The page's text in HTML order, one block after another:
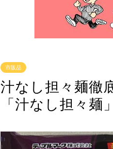
市販品
汁なし担々麺徹
「汁なし担々麺